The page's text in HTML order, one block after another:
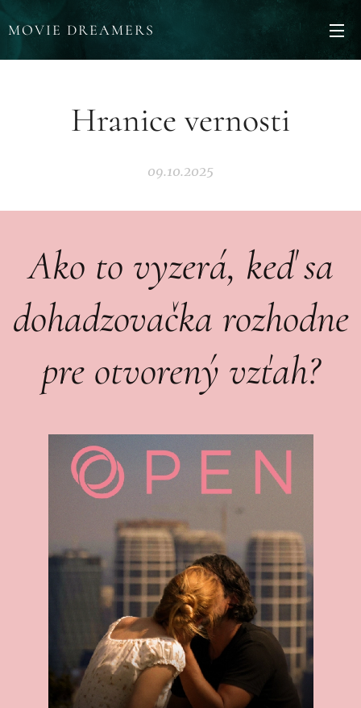
MOVIE DREAMERS
Hranice vernosti
09.10.2025
Ako to vyzerá, keď sa
dohadzovačka rozhodne
pre otvorený vzťah?